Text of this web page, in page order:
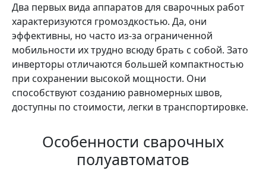
Два первых вида аппаратов для сварочных работ
характеризуются громоздкостью. Да, они
эффективны, но часто из-за ограниченной
мобильности их трудно всюду брать с собой. Зато
инверторы отличаются большей компактностью
при сохранении высокой мощности. Они
способствуют созданию равномерных швов,
доступны по стоимости, легки в транспортировке.
Особенности сварочных
полуавтоматов